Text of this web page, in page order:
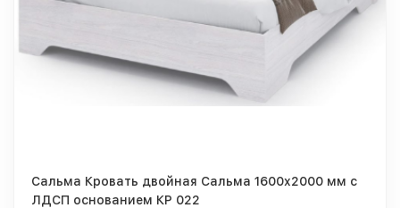
Сальма Кровать двойная Сальма 1600x2000 мм с
ЛДСП основанием КР 022